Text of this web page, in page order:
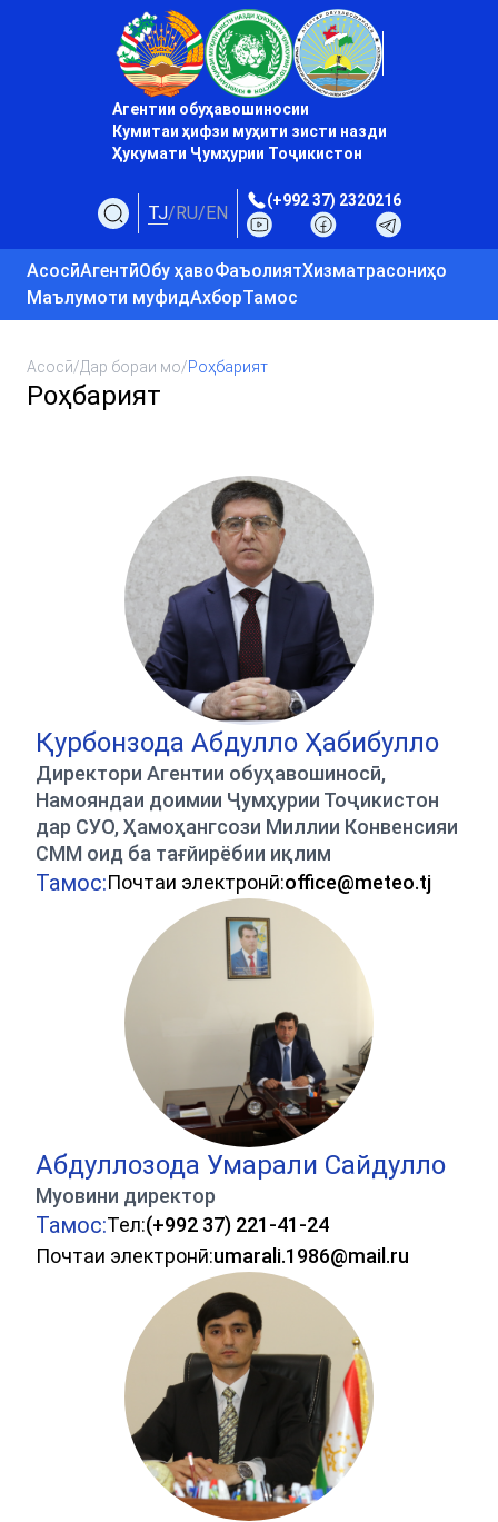
Агентии обуҳавошиносии
Кумитаи ҳифзи муҳити зисти назди
Ҳукумати Ҷумҳурии Тоҷикистон
TJ/RU/EN
(+992 37) 2320216
АсосӣАгентӣОбу ҳавоФаъолиятХизматрасониҳо
Маълумоти муфидАхборТамос
Асосӣ/Дар бораи мо/Роҳбарият
Роҳбарият
Қурбонзода Абдулло Ҳабибулло
Директори Агентии обуҳавошиносӣ,
Намояндаи доимии Ҷумҳурии Тоҷикистон
дар СУО, Ҳамоҳангсози Миллии Конвенсияи
СММ оид ба тағйирёбии иқлим
Тамос:Почтаи электронӣ:office@meteo.tj
Абдуллозода Умарали Сайдулло
Муовини директор
Тамос:Тел:(+992 37) 221-41-24
Почтаи электронӣ:umarali.1986@mail.ru